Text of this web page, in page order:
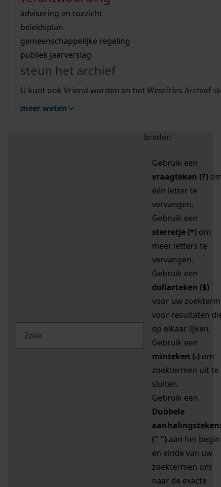
bouwvergunningen
omgevingsvergunningen
vergunningen
beeld en geluid
uitleg nodig?
Wij helpen u op weg met een aantal zoektips.
bekijk alle zoektips
Wij helpen u op weg met een aantal zoektips.
bekijk alle zoektips
bekijk ons geschiedenislokaal
advisering en toezicht
beleidsplan
gemeenschappelijke regeling
publiek jaarverslag
steun het archief
U kunt ook Vriend worden en het Westfries Archief
meer weten
zoektips
Mijn Studiezaal (inloggen)
uw zoekopdracht te
breder:
Gebruik een
vraagteken (?)
één letter te
vervangen.
Gebruik een
sterretje (*) om
meer letters te
vervangen.
Gebruik een
dollarteken ($)
voor uw zoekterm
voor resultaten
op elkaar lijken.
Gebruik een
minteken (-) om
zoektermen uit te
sluiten.
Gebruik een
Dubbele
(" ") aan het begin
en einde van uw
zoektermen om
naar de exacte